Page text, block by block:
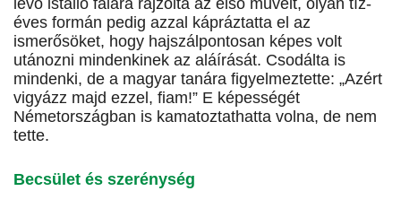
lévő istálló falára rajzolta az első műveit, olyan tíz­
éves formán pedig azzal kápráztatta el az
ismerősöket, hogy hajszálpontosan képes volt
utánozni mindenkinek az aláírását. Csodálta is
mindenki, de a magyar tanára figyelmeztette: „Azért
vigyázz majd ezzel, fiam!” E képességét
Németországban is kamatoztathatta volna, de nem
tette.
Becsület és szerénység